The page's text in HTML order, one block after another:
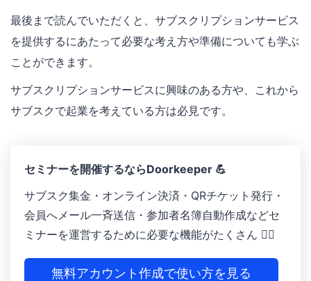
最後まで読んでいただくと、サブスクリプションサービス
を提供するにあたって必要な考え方や準備についても学ぶ
ことができます。
サブスクリプションサービスに興味のある方や、これから
サブスクで起業を考えている方は必見です。
セミナーを開催するならDoorkeeper 💪
サブスク集金・オンライン決済 ・QRチケット発行 ・
会員へメール一斉送信 ・参加者名簿自動作成などセ
ミナーを運営するために必要な機能がたくさん 🙆‍♀️
無料アカウント作成で使い方を見る